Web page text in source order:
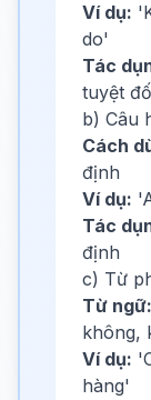
Ví dụ:
do'
Tác
tuyệt
b) Câu
Cách
định
Ví dụ:
Tác
định
c) Từ
Từ ngữ:
không,
Ví dụ:
hàng'